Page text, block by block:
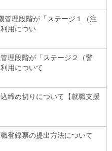
管理段階が「ステージ１（注
用につい
理段階が「ステージ２（警
用について
締め切りについて【就職支援
登録票の提出方法について